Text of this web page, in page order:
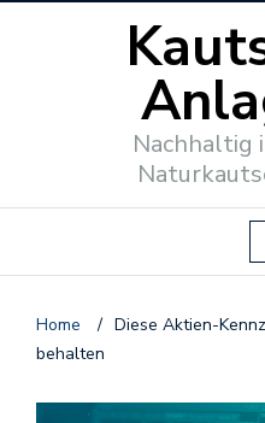
Nachhaltig
Home / Diese Aktien-
behalten